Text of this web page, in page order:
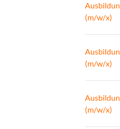
(m/w/x)
(m/w/x)
(m/w/x)